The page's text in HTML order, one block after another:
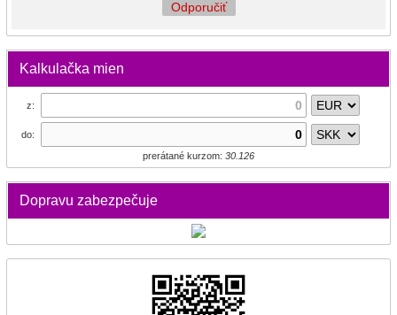
Odporučiť
Kalkulačka mien
z:
do:
prerátané kurzom: 30.126
Dopravu zabezpečuje